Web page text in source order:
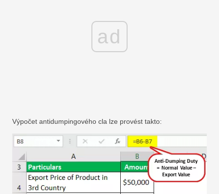
ad
Výpočet antidumpingového cla lze provést takto: